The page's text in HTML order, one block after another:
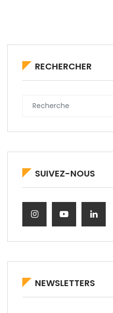
RECHERCHER
SUIVEZ-NOUS
NEWSLETTERS